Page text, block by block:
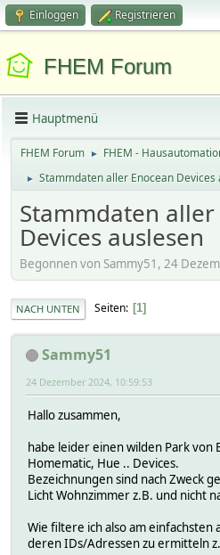
Einloggen Registrieren
FHEM Forum
Hauptmenü
FHEM Forum ► FHEM -
► Stammdaten aller Enocean Devices
Stammdaten aller
Devices auslesen
Begonnen von Sammy51, 24
NACH UNTEN Seiten 1
Sammy51
24 Dezember 2024, 10:59:53
Hallo zusammen,
habe leider einen wilden Park von
Homematic, Hue .. Devices.
Bezeichnungen sind nach Zweck
Licht Wohnzimmer z.B. und nicht
Wie filtere ich also am einfachsten
deren IDs/Adressen zu ermitteln